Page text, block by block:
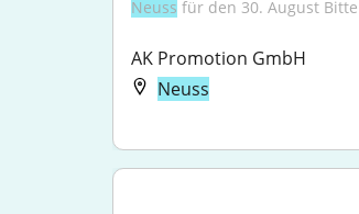
Neuss für den 30. August
AK Promotion GmbH
Neuss